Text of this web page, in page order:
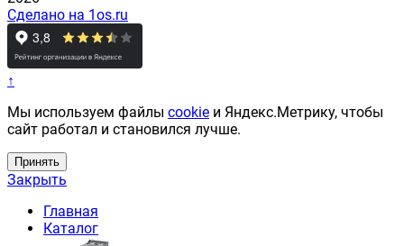
Сделано на 1os.ru
↑
Мы используем файлы cookie и Яндекс.Метрику, чтобы
сайт работал и становился лучше.
Принять
Закрыть
Главная
Каталог